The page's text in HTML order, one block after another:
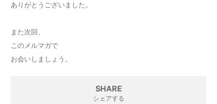
ありがとうございました。
また次回、
このメルマガで
お会いしましょう。
SHARE
シェアする